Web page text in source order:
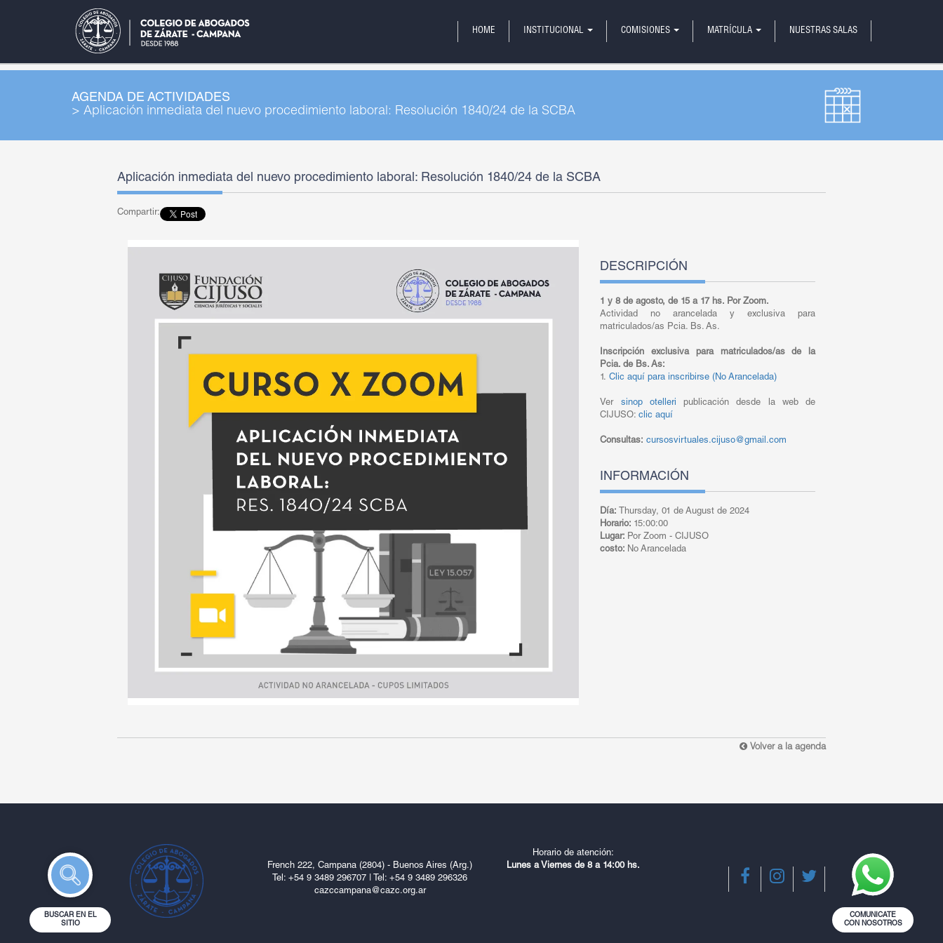
HOME INSTITUCIONAL COMISIONES MATRÍCULA NUESTRAS SALAS
AGENDA DE ACTIVIDADES
> Aplicación inmediata del nuevo procedimiento laboral: Resolución 1840/24 de la SCBA
Aplicación inmediata del nuevo procedimiento laboral: Resolución 1840/24 de la SCBA
Compartir:
DESCRIPCIÓN
1 y 8 de agosto, de 15 a 17 hs. Por Zoom.
Actividad no arancelada y exclusiva para
matriculados/as Pcia. Bs. As.
Inscripción exclusiva para matriculados/as de la
Pcia. de Bs. As:
1.Clic aquí para inscribirse (No Arancelada)
Ver sinop otelleri publicación desde la web de
CIJUSO:clic aquí
Consultas: cursosvirtuales.cijuso@gmail.com
INFORMACIÓN
Día: Thursday, 01 de August de 2024
Horario: 15:00:00
Lugar: Por Zoom - CIJUSO
costo: No Arancelada
Volver a la agenda
French 222, Campana (2804) - Buenos Aires (Arg.)
Tel: ‎+54 9 3489 296707 | Tel: +54 9 3489 296326
cazccampana@cazc.org.ar
Horario de atención:
Lunes a Viernes de 8 a 14:00 hs.
BUSCAR EN EL
SITIO
COMUNICATE
CON NOSOTROS